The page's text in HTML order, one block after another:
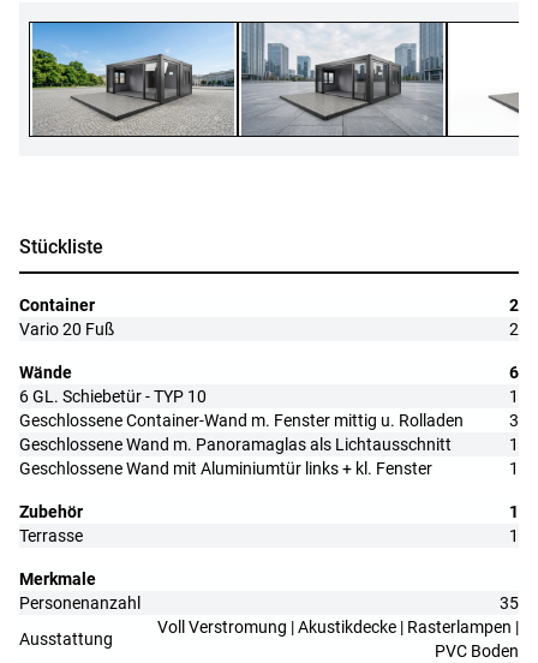
Stückliste
Container
2
Vario 20 Fuß
2
Wände
6
6 GL. Schiebetür - TYP 10
1
Geschlossene Container-Wand m. Fenster mittig u. Rolladen
3
Geschlossene Wand m. Panoramaglas als Lichtausschnitt
1
Geschlossene Wand mit Aluminiumtür links + kl. Fenster
1
Zubehör
1
Terrasse
1
Merkmale
Personenanzahl
35
Ausstattung
Voll Verstromung | Akustikdecke | Rasterlampen |
PVC Boden